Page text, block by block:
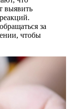
выявить
за
чтобы